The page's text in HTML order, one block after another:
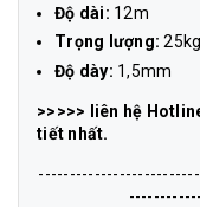
Độ dài: 12m
Trọng lượng: 25kg
Độ dày: 1,5mm
>>>>> liên hệ
tiết nhất.